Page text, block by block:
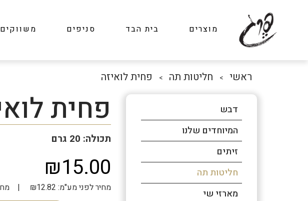
מוצרים בית הבד סניפים משווקים
ראשי > חליטות תה > פחית לואיזה
פחית
תכולה: 20 גרם
₪15.00
מחיר לפני מע"מ: ₪12.82 | מחיר ל 100 גרם: ₪0.15
דבש
המיוחדים שלנו
זיתים
חליטות תה
מארזי שי